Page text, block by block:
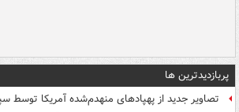
پربازدیدترین ها
تصاویر جدید از پهپادهای منهدم‌شده آمریکا توسط